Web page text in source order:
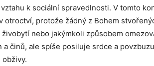
k sociální spravedlnosti. V tomto
otroctví, protože žádný z Bohem
nebo jakýmkoli způsobem
a činů, ale spíše posiluje srdce a